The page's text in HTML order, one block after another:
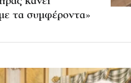
τα συμφέροντα»